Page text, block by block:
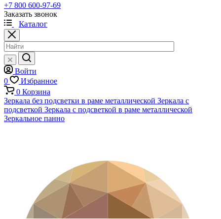
+7 800 600-97-69
Заказать звонок
Каталог
Войти
0
Избранное
0 Корзина
Зеркала без подсветки в раме металлической Зеркала с
подсветкой Зеркала с подсветкой в раме металлической
Зеркальное панно